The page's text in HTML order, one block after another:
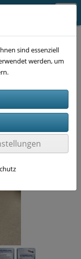
sind essenziell
werden, um